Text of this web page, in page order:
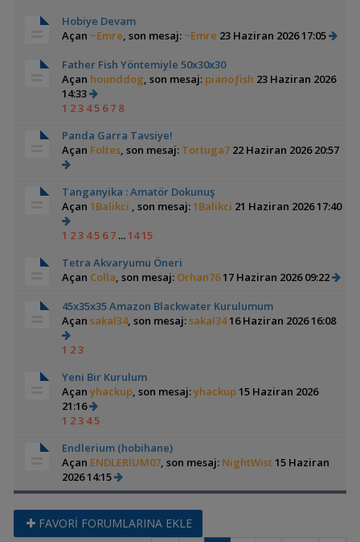
Hobiye Devam
Açan ~Emre, son mesaj: ~Emre 23 Haziran 2026 17:05
Father Fish Yöntemiyle 50x30x30
Açan hounddog, son mesaj: pianoƒish 23 Haziran 2026
14:33
1 23 45 6 7 8
Panda Garra Tavsiye!
Açan Foltes, son mesaj: Tortuga722 Haziran 2026 20:57
Tanganyika : Amatör Dokunuş
Açan 1Balikci , son mesaj: 1Balikci 21 Haziran 2026 17:40
1 23 45 6 7... 14 15
Tetra Akvaryumu Öneri
Açan Colla, son mesaj: Orhan7617 Haziran 2026 09:22
45x35x35 Amazon Blackwater Kurulumum
Açan sakal34, son mesaj:sakal3416 Haziran 2026 16:08
1 23
Yeni Bir Kurulum
Açan yhackup, son mesaj:yhackup15 Haziran 2026
21:16
1 23 45
Endlerium (hobihane)
Açan ENDLERIUM07, son mesaj: NightWist15 Haziran
2026 14:15
FAVORİ FORUMLARINA EKLE